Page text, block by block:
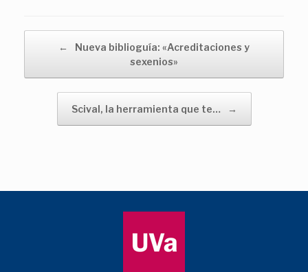
←
Nueva biblioguía: «Acreditaciones y
sexenios»
Scival, la herramienta que te… →